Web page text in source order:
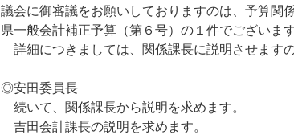
議会に御審議をお願いしておりますのは、予算関
県一般会計補正予算（第６号）の１件でございます
詳細につきましては、関係課長に説明させます
◎安田委員長
続いて、関係課長から説明を求めます。
吉田会計課長の説明を求めます。